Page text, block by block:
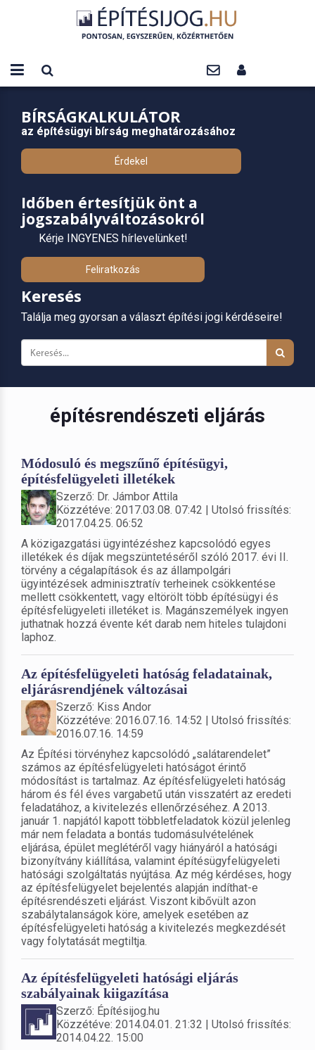
BÍRSÁGKALKULÁTOR
az építésügyi bírság meghatározásához
Érdekel
Időben értesítjük önt a
jogszabályváltozásokról
Kérje INGYENES hírlevelünket!
Feliratkozás
Keresés
Találja meg gyorsan a választ építési jogi kérdéseire!
építésrendészeti eljárás
Módosuló és megszűnő építésügyi,
építésfelügyeleti illetékek
Szerző: Dr. Jámbor Attila
Közzétéve: 2017.03.08. 07:42 | Utolsó frissítés:
2017.04.25. 06:52
A közigazgatási ügyintézéshez kapcsolódó egyes
illetékek és díjak megszüntetéséről szóló 2017. évi II.
törvény a cégalapítások és az állampolgári
ügyintézések adminisztratív terheinek csökkentése
mellett csökkentett, vagy eltörölt több építésügyi és
építésfelügyeleti illetéket is. Magánszemélyek ingyen
juthatnak hozzá évente két darab nem hiteles tulajdoni
laphoz.
Az építésfelügyeleti hatóság feladatainak,
eljárásrendjének változásai
Szerző: Kiss Andor
Közzétéve: 2016.07.16. 14:52 | Utolsó frissítés:
2016.07.16. 14:59
Az Építési törvényhez kapcsolódó „salátarendelet”
számos az építésfelügyeleti hatóságot érintő
módosítást is tartalmaz. Az építésfelügyeleti hatóság
három és fél éves vargabetű után visszatért az eredeti
feladatához, a kivitelezés ellenőrzéséhez. A 2013.
január 1. napjától kapott többletfeladatok közül jelenleg
már nem feladata a bontás tudomásulvételének
eljárása, épület meglétéről vagy hiányáról a hatósági
bizonyítvány kiállítása, valamint építésügyfelügyeleti
hatósági szolgáltatás nyújtása. Az még kérdéses, hogy
az építésfelügyelet bejelentés alapján indíthat-e
építésrendészeti eljárást. Viszont kibővült azon
szabálytalanságok köre, amelyek esetében az
építésfelügyeleti hatóság a kivitelezés megkezdését
vagy folytatását megtiltja.
Az építésfelügyeleti hatósági eljárás
szabályainak kiigazítása
Szerző: Építésijog.hu
Közzétéve: 2014.04.01. 21:32 | Utolsó frissítés:
2014.04.22. 15:00